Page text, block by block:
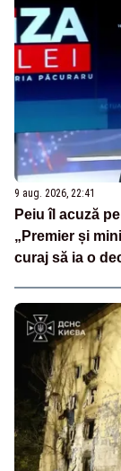
9 aug. 2026, 22:41
Peiu îl acuză
„Premier și
curaj să ia o